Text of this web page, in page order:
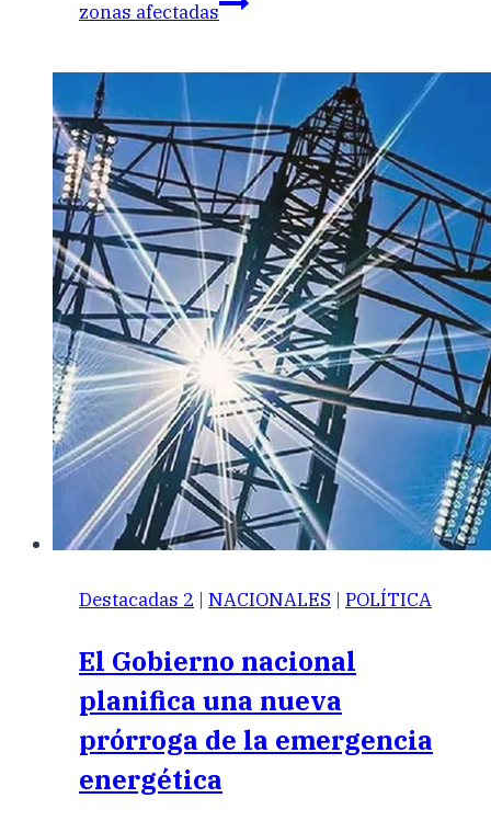
zonas afectadas
Destacadas 2 | NACIONALES | POLÍTICA
El Gobierno nacional
planifica una nueva
prórroga de la emergencia
energética